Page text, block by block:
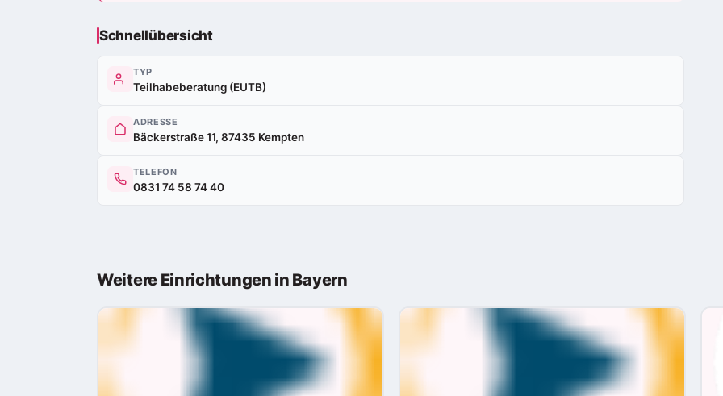
Schnellübersicht
TYP
Teilhabeberatung (EUTB)
ADRESSE
Bäckerstraße 11, 87435 Kempten
TELEFON
0831 74 58 74 40
Weitere Einrichtungen in Bayern